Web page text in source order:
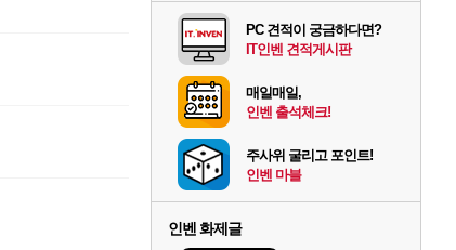
PC 견적이 궁금하다면?
IT인벤 견적게시판
매일매일,
인벤 출석체크!
주사위 굴리고 포인트!
인벤 마블
인벤 화제글